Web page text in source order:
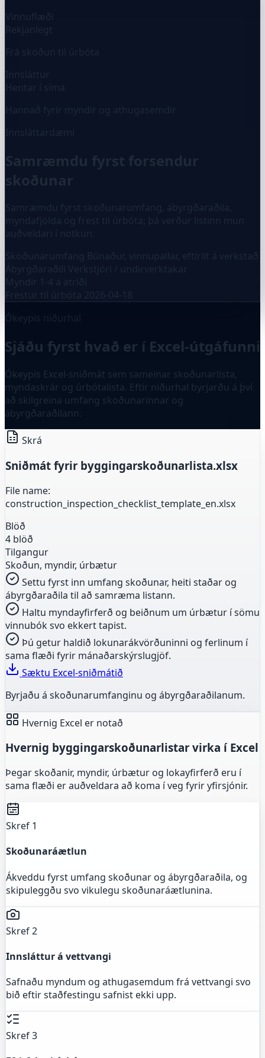
Vinnuflæði
Rekjanlegt
Frá skoðun til úrbóta
Innsláttur
Hentar í síma
Hannað fyrir myndir og athugasemdir
Innsláttardæmi
Samræmdu fyrst forsendur
skoðunar
Samræmdu fyrst skoðunarumfang, ábyrgðaraðila,
myndafjölda og frest til úrbóta; þá verður listinn mun
auðveldari í notkun.
Skoðunarumfang
Búnaður, vinnupallar, eftirlit á verkstað
Ábyrgðaraðili
Verkstjóri / undirverktakar
Myndir
1-4 á atriði
Frestur til úrbóta 2026-04-18
Ókeypis niðurhal
Sjáðu fyrst hvað er í Excel-útgáfunni
Ókeypis Excel-sniðmát sem sameinar skoðunarlista,
myndaskrár og úrbótalista. Eftir niðurhal byrjarðu á því
að skilgreina umfang skoðunarinnar og
ábyrgðaraðilann.
Skrá
Sniðmát fyrir byggingarskoðunarlista.xlsx
File name:
construction_inspection_checklist_template_en.xlsx
Blöð
4 blöð
Tilgangur
Skoðun, myndir, úrbætur
Settu fyrst inn umfang skoðunar, heiti staðar og
ábyrgðaraðila til að samræma listann.
Haltu myndayfirferð og beiðnum um úrbætur í sömu
vinnubók svo ekkert tapist.
Þú getur haldið lokunarákvörðuninni og ferlinum í
sama flæði fyrir mánaðarskýrslugjöf.
Sæktu Excel-sniðmátið
Byrjaðu á skoðunarumfanginu og ábyrgðaraðilanum.
Hvernig Excel er notað
Hvernig byggingarskoðunarlistar virka í Excel
Þegar skoðanir, myndir, úrbætur og lokayfirferð eru í
sama flæði er auðveldara að koma í veg fyrir yfirsjónir.
Skref 1
Skoðunaráætlun
Ákveddu fyrst umfang skoðunar og ábyrgðaraðila, og
skipuleggðu svo vikulegu skoðunaráætlunina.
Skref 2
Innsláttur á vettvangi
Safnaðu myndum og athugasemdum frá vettvangi svo
bið eftir staðfestingu safnist ekki upp.
Skref 3